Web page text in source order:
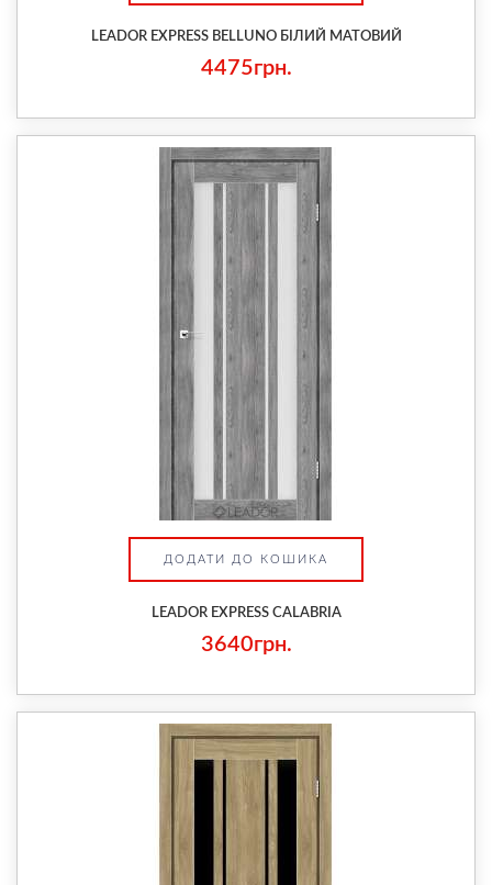
LEADOR EXPRESS BELLUNO БІЛИЙ МАТОВИЙ
4475грн.
ДОДАТИ ДО КОШИКА
LEADOR EXPRESS CALABRIA
3640грн.